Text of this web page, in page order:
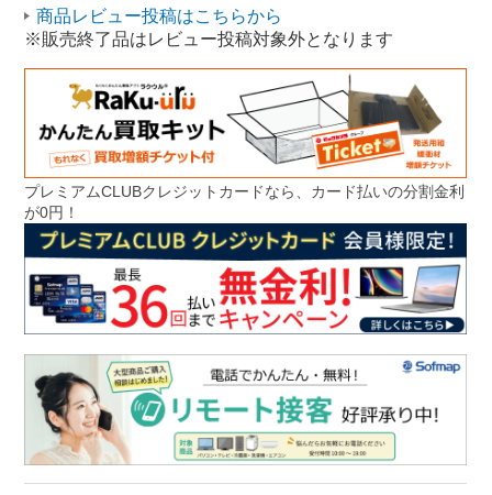
商品レビュー投稿はこちらから
※販売終了品はレビュー投稿対象外となります
プレミアムCLUBクレジットカードなら、カード払いの分割金利
が0円！